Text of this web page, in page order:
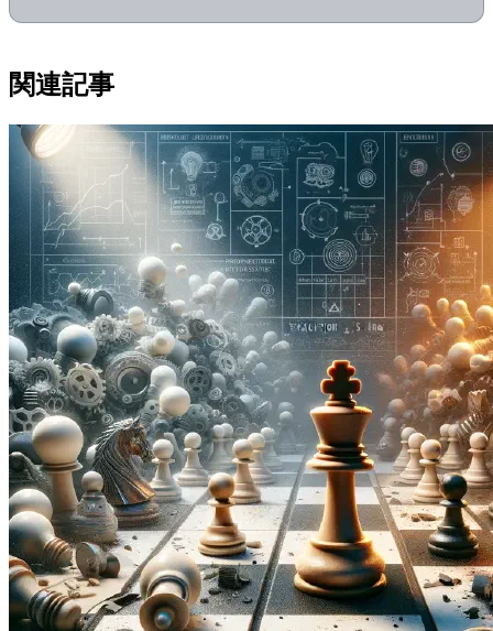
関連記事